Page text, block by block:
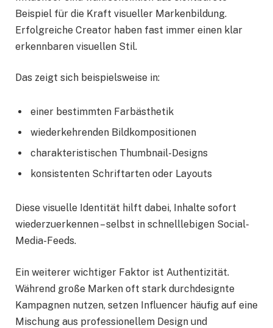
Beispiel für die Kraft visueller Markenbildung.
Erfolgreiche Creator haben fast immer einen klar
erkennbaren visuellen Stil.
Das zeigt sich beispielsweise in:
einer bestimmten Farbästhetik
wiederkehrenden Bildkompositionen
charakteristischen Thumbnail-Designs
konsistenten Schriftarten oder Layouts
Diese visuelle Identität hilft dabei, Inhalte sofort
wiederzuerkennen – selbst in schnelllebigen Social-
Media-Feeds.
Ein weiterer wichtiger Faktor ist Authentizität.
Während große Marken oft stark durchdesignte
Kampagnen nutzen, setzen Influencer häufig auf eine
Mischung aus professionellem Design und